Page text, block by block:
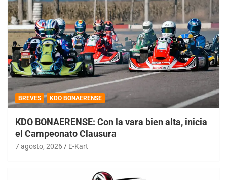
BREVES KDO BONAERENSE
KDO BONAERENSE: Con la vara bien alta, inicia
el Campeonato Clausura
7 agosto, 2026 E-Kart